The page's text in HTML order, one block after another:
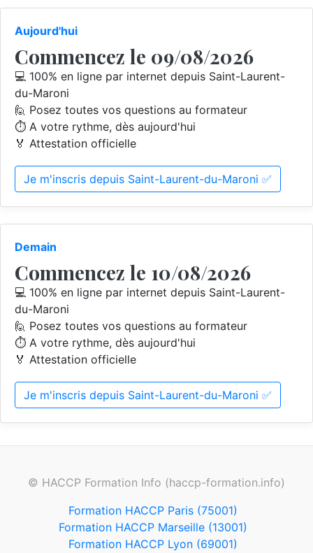
Aujourd'hui
Commencez le 09/08/2026
💻 100% en ligne par internet depuis Saint-Laurent-
du-Maroni
🙋 Posez toutes vos questions au formateur
⏱️ A votre rythme, dès aujourd'hui
🏅 Attestation officielle
Je m'inscris depuis Saint-Laurent-du-Maroni ✅
Demain
Commencez le 10/08/2026
💻 100% en ligne par internet depuis Saint-Laurent-
du-Maroni
🙋 Posez toutes vos questions au formateur
⏱️ A votre rythme, dès aujourd'hui
🏅 Attestation officielle
Je m'inscris depuis Saint-Laurent-du-Maroni ✅
© HACCP Formation Info (haccp-formation.info)
Formation HACCP Paris (75001)
Formation HACCP Marseille (13001)
Formation HACCP Lyon (69001)